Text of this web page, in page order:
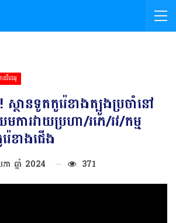
នវីដេអូ
ស្ថានទូតកូរ៉េខាងត្បូងប្រចាំនៅ
ការវាយប្រហា/រភេ/រវ/កម្ម
ខាងជើង
ា ឆ្នាំ 2024 371